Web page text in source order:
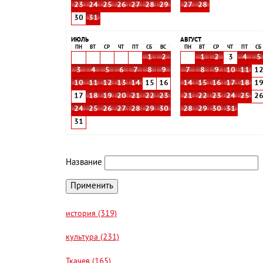
23
24 25 26 27 28
29
30
31
27
28
ИЮЛЬ
ПН ВТ СР ЧТ СБ ВС
1
2
3
4 5 6 7 8
9
10
11 12 13 14 15
16
17
18 19 20 21 22
23
24
25 26 27 28 29
30
31
АВГУСТ
ПН ВТ СР ЧТ СБ
1 2 3 4 5
7
8 9 10 11 12
14
15 16 17 18 19
21
22 23 24 25 26
28
29 30 31
Название
история (319)
культура (231)
Ткачев (165)